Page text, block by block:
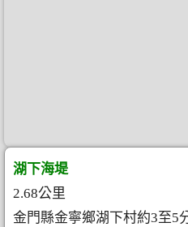
湖下海堤
2.68公里
金門縣金寧鄉湖下村約3至5